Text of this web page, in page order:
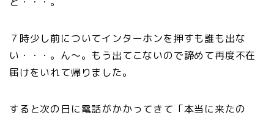
７時少し前についてインターホンを押すも誰も出な
い・・・。ん～。もう出てこないので諦めて再度不在
届けをいれて帰りました。
すると次の日に電話がかかってきて「本当に来たの